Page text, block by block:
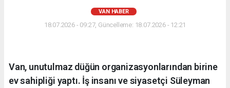
VAN HABER
18.07.2026 - 09:27, Güncelleme: 18.07.2026 - 12:21
Van, unutulmaz düğün organizasyonlarından birine
ev sahipliği yaptı. İş insanı ve siyasetçi Süleyman